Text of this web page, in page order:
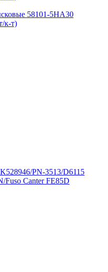
58101-5HA30
к-т)
PN-3513/D6115
Canter FE85D